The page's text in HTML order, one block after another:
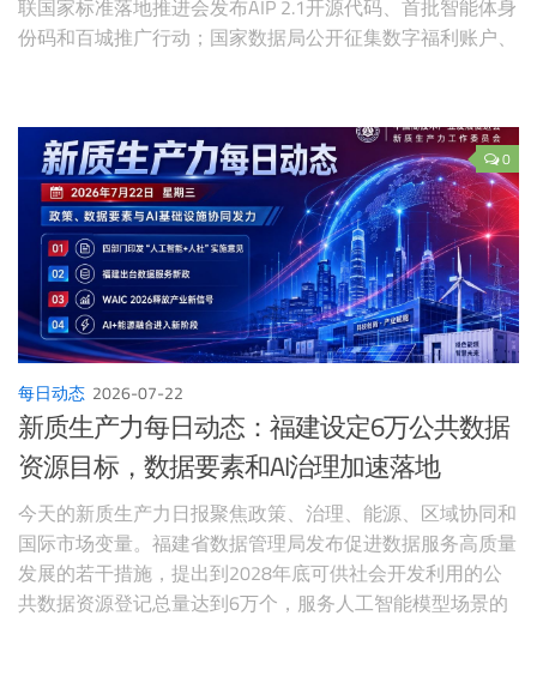
联国家标准落地推进会发布AIP 2.1开源代码、首批智能体身
份码和百城推广行动；国家数据局公开征集数字福利账户、
动金融创新大赛；世界人工智能大会披露意向采购金额约
203.6亿元。全球市场上，AMD与Anthropic签订最高2GW算
力合作，大型科技企业资本开支增速开始超过现金流增长。
0
每日动态 2026-07-22
新质生产力每日动态：福建设定6万公共数据
资源目标，数据要素和AI治理加速落地
今天的新质生产力日报聚焦政策、治理、能源、区域协同和
国际市场变量。福建省数据管理局发布促进数据服务高质量
发展的若干措施，提出到2028年底可供社会开发利用的公
共数据资源登记总量达到6万个，服务人工智能模型场景的